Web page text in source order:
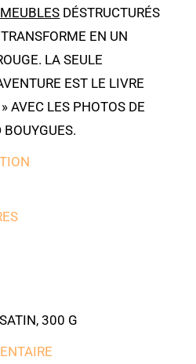
DÉSTRUCTURÉS
EN UN
LA SEULE
EST LE LIVRE
» AVEC LES PHOTOS DE
BOUYGUES.
300 G